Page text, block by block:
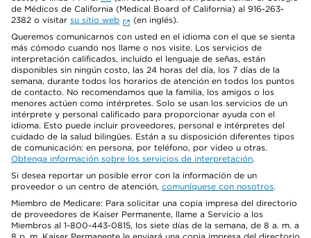
de Médicos de California (Medical Board of California) al 916-263-
2382 o visitar su sitio web
(en inglés).
Queremos comunicarnos con usted en el idioma con el que se sienta
más cómodo cuando nos llame o nos visite. Los servicios de
interpretación calificados, incluido el lenguaje de señas, están
disponibles sin ningún costo, las 24 horas del día, los 7 días de la
semana, durante todos los horarios de atención en todos los puntos
de contacto. No recomendamos que la familia, los amigos o los
menores actúen como intérpretes. Solo se usan los servicios de un
intérprete y personal calificado para proporcionar ayuda con el
idioma. Esto puede incluir proveedores, personal e intérpretes del
cuidado de la salud bilingües. Están a su disposición diferentes tipos
de comunicación: en persona, por teléfono, por video u otras.
Obtenga información sobre los servicios de interpretación.
Si desea reportar un posible error con la información de un
proveedor o un centro de atención, comuníquese con nosotros.
Miembro de Medicare: Para solicitar una copia impresa del directorio
de proveedores de Kaiser Permanente, llame a Servicio a los
Miembros al 1-800-443-0815, los siete días de la semana, de 8 a. m. a